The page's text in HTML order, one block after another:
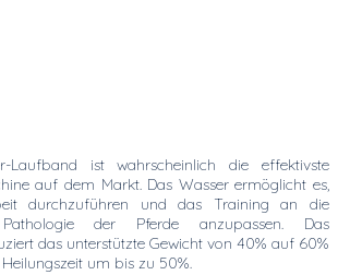
Laufband ist wahrscheinlich die effektivste
auf dem Markt. Das Wasser ermöglicht es,
durchzuführen und das Training an die
der Pferde anzupassen. Das
das unterstützte Gewicht von 40% auf 60%
um bis zu 50%.